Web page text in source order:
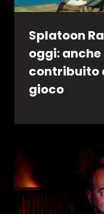
Splatoon
oggi:
contribuito
gioco